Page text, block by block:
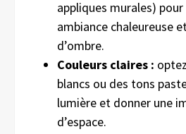
appliques murales)
ambiance chaleureuse
d’ombre.
Couleurs claires :
blancs ou des tons
lumière et donner une
d’espace.